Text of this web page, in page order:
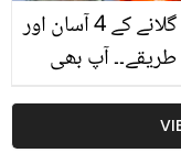
گوشت گلانے کے 4 آسان اور
طریقے۔۔ آپ بھی